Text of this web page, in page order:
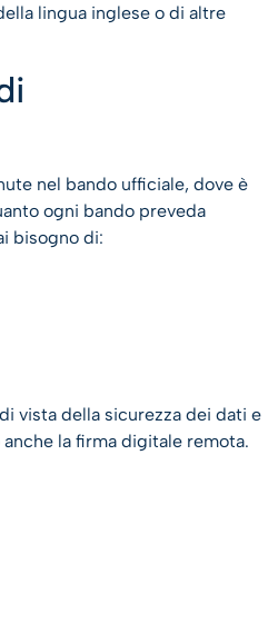
lingua inglese o di altre
nel bando ufficiale, dove è
ogni bando preveda
bisogno di:
vista della sicurezza dei dati e
anche la firma digitale remota.